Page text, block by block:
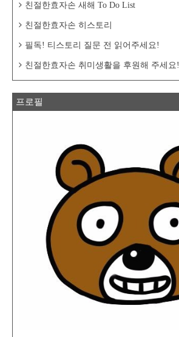
친절한효자손 새해 To Do List
친절한효자손 히스토리
필독! 티스토리 질문 전 읽어주세요!
친절한효자손 취미생활을 후원해 주세요!
프로필